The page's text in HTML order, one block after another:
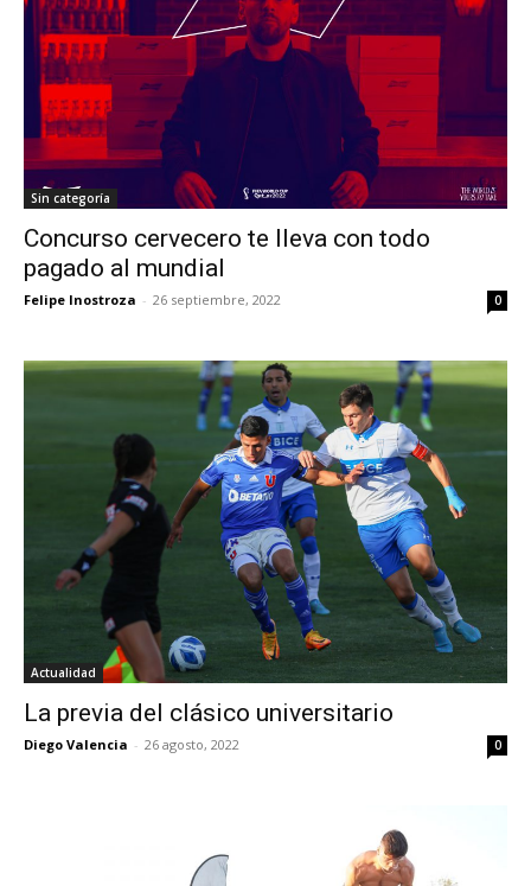
Sin categoría
Concurso cervecero te lleva con todo
pagado al mundial
Felipe Inostroza - 26 septiembre, 2022 0
Actualidad
La previa del clásico universitario
Diego Valencia - 26 agosto, 2022 0